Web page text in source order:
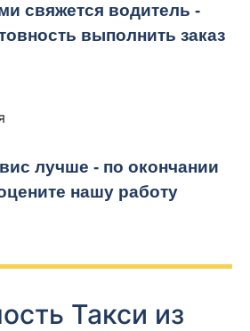
свяжется водитель -
выполнить заказ
лучше - по окончании
нашу работу
Такси из